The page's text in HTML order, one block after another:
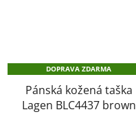
DOPRAVA ZDARMA
Pánská kožená taška
Lagen BLC4437 brown